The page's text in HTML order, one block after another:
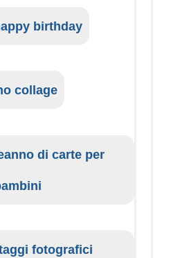
birthday
collage
di carte per
fotografici